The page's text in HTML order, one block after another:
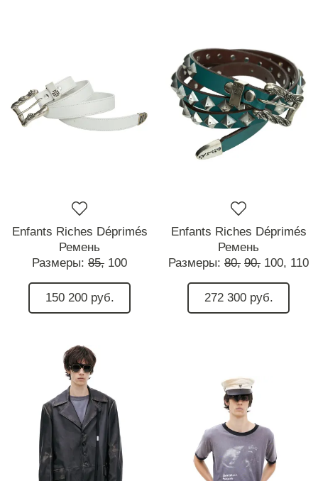
Enfants Riches Déprimés
Ремень
Размеры: 85, 100
150 200 руб.
Enfants Riches Déprimés
Ремень
Размеры: 80, 90, 100, 110
272 300 руб.